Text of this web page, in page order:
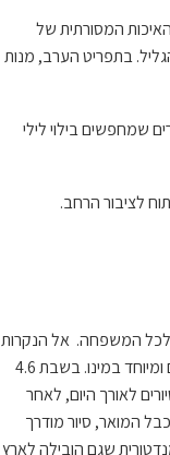
האיכות המסורתית של
בתפריט הערב, מנות
שמחפשים בילוי לילי
לכל המשפחה. אל הנקרות
מגיעים בעזרת הרכבל, מבקרים גם במנהרת הרכבת המנדטורית שנסעה מחיפה ללבנון וצופים בסרטון מרשים ומיוחד במינו. בשבת 4.6
לסיורים לאורך היום, לאחר
(5.6) הכוללים נסיעה לילית ברכבל המואר, סיור מודרך
שגם הובילה לארץ